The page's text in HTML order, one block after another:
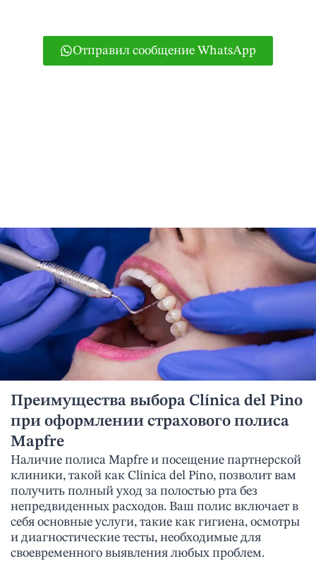
Отправил сообщение WhatsApp
Преимущества выбора Clínica del Pino
при оформлении страхового полиса
Mapfre
Наличие полиса Mapfre и посещение партнерской
клиники, такой как Clínica del Pino, позволит вам
получить полный уход за полостью рта без
непредвиденных расходов. Ваш полис включает в
себя основные услуги, такие как гигиена, осмотры
и диагностические тесты, необходимые для
своевременного выявления любых проблем.